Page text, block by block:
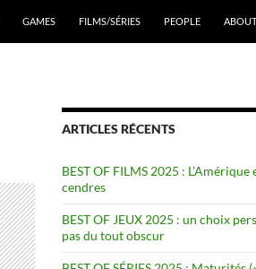
GAMES FILMS/SÉRIES PEOPLE
ARTICLES RÉCENTS
BEST OF FILMS 2025 : L’Amérique
cendres
BEST OF JEUX 2025 : un choix
pas du tout obscur